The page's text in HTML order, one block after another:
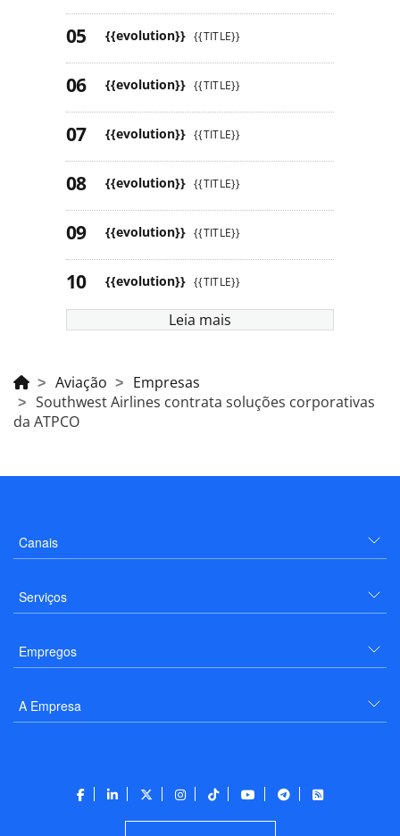
{{evolution}} {{TITLE}}
{{evolution}} {{TITLE}}
{{evolution}} {{TITLE}}
{{evolution}} {{TITLE}}
{{evolution}} {{TITLE}}
{{evolution}} {{TITLE}}
Leia mais
Aviação
Empresas
Southwest Airlines contrata soluções corporativas
da ATPCO
Canais
Serviços
Empregos
A Empresa